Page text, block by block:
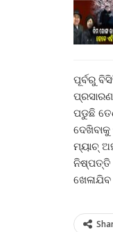
ପୂର୍ବରୁ
ପଡୁଛି
ମ୍ୟାଚ୍
ନିଷ୍ପତ୍ତି